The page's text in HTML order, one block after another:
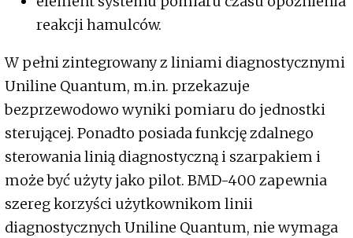
reakcji hamulców.
W pełni zintegrowany z liniami diagnostycznymi
Uniline Quantum, m.in. przekazuje
bezprzewodowo wyniki pomiaru do jednostki
sterującej. Ponadto posiada funkcję zdalnego
sterowania linią diagnostyczną i szarpakiem i
może być użyty jako pilot. BMD-400 zapewnia
szereg korzyści użytkownikom linii
diagnostycznych Uniline Quantum, nie wymaga